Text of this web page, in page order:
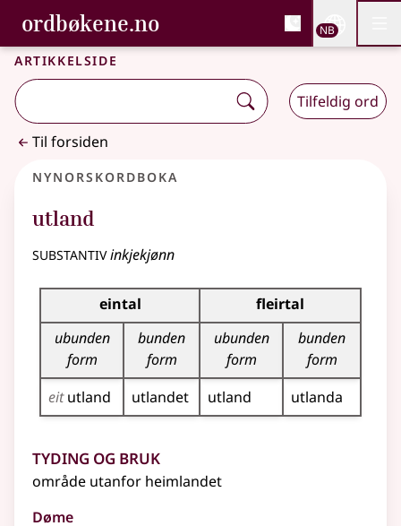
Gå til hovedinnhold
Tilgjengelighet
ordbøkene.no, Bokmålsordboka og
Bokmålsordboka og Nynorskordboka
NB
Artikkelside
Tilfeldig ord
Til forsiden
Nynorskordboka
utland
substantivinkjekjønn
Bøyningstabell for dette substantivet
eintal
fleirtal
ubunden
form
bunden
form
ubunden
form
bunden
form
eitutland utlandet utland utlanda
Tyding og bruk
område utanfor heimlandet
Døme